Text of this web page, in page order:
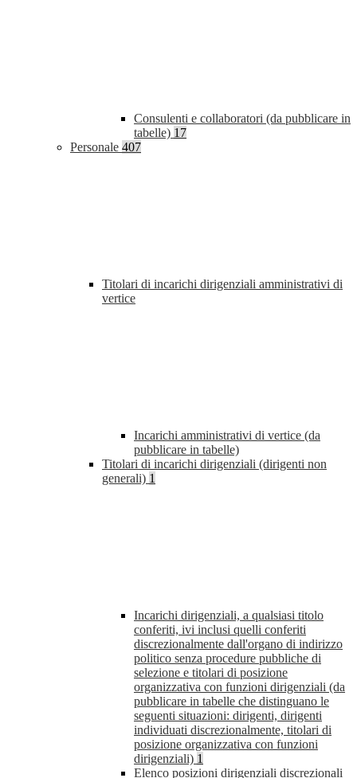
Consulenti e collaboratori (da pubblicare in
tabelle) 17
Personale 407
Titolari di incarichi dirigenziali amministrativi di
vertice
Incarichi amministrativi di vertice (da
pubblicare in tabelle)
Titolari di incarichi dirigenziali (dirigenti non
generali) 1
Incarichi dirigenziali, a qualsiasi titolo
conferiti, ivi inclusi quelli conferiti
discrezionalmente dall'organo di indirizzo
politico senza procedure pubbliche di
selezione e titolari di posizione
organizzativa con funzioni dirigenziali (da
pubblicare in tabelle che distinguano le
seguenti situazioni: dirigenti, dirigenti
individuati discrezionalmente, titolari di
posizione organizzativa con funzioni
dirigenziali) 1
Elenco posizioni dirigenziali discrezionali